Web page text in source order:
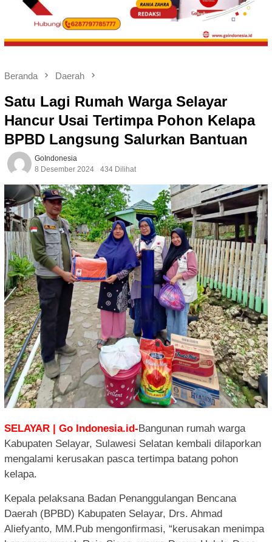
Beranda Daerah
Satu Lagi Rumah Warga Selayar
Hancur Usai Tertimpa Pohon Kelapa
BPBD Langsung Salurkan Bantuan
GoIndonesia
8 Desember 2024
434 Dilihat
SELAYAR | Go Indonesia.id- Bangunan rumah warga
Kabupaten Selayar, Sulawesi Selatan kembali dilaporkan
mengalami kerusakan pasca tertimpa batang pohon
kelapa.
Kepala pelaksana Badan Penanggulangan Bencana
Daerah (BPBD) Kabupaten Selayar, Drs. Ahmad
Aliefyanto, MM.Pub mengonfirmasi, “kerusakan menimpa